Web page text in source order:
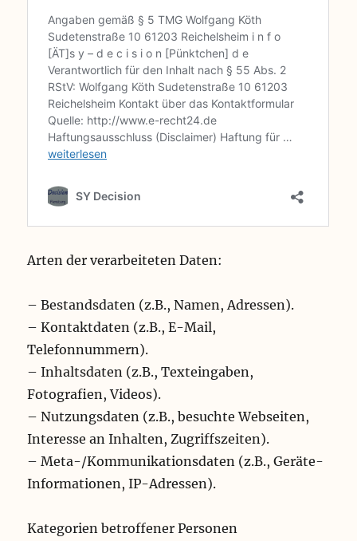
Arten der verarbeiteten Daten:
– Bestandsdaten (z.B., Namen, Adressen).
– Kontaktdaten (z.B., E-Mail,
Telefonnummern).
– Inhaltsdaten (z.B., Texteingaben,
Fotografien, Videos).
– Nutzungsdaten (z.B., besuchte Webseiten,
Interesse an Inhalten, Zugriffszeiten).
– Meta-/Kommunikationsdaten (z.B., Geräte-
Informationen, IP-Adressen).
Kategorien betroffener Personen